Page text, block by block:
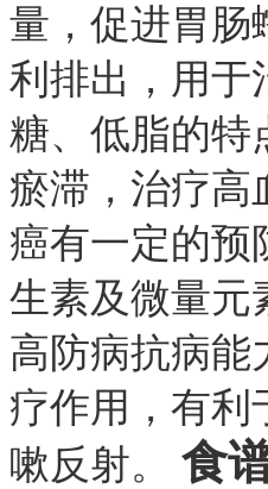
量，促进胃肠
利排出，用
糖、低脂的特
瘀滞，治疗高
癌有一定的
生素及微量元
高防病抗病
疗作用，有利
嗽反射。 食